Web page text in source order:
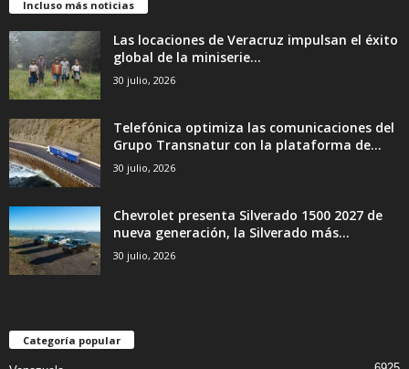
Incluso más noticias
Las locaciones de Veracruz impulsan el éxito
global de la miniserie...
30 julio, 2026
Telefónica optimiza las comunicaciones del
Grupo Transnatur con la plataforma de...
30 julio, 2026
Chevrolet presenta Silverado 1500 2027 de
nueva generación, la Silverado más...
30 julio, 2026
Categoría popular